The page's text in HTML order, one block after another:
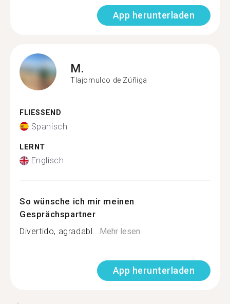
App herunterladen
M.
Tlajomulco de Zúñiga
FLIESSEND
Spanisch
LERNT
Englisch
So wünsche ich mir meinen
Gesprächspartner
Divertido, agradabl...Mehr lesen
App herunterladen